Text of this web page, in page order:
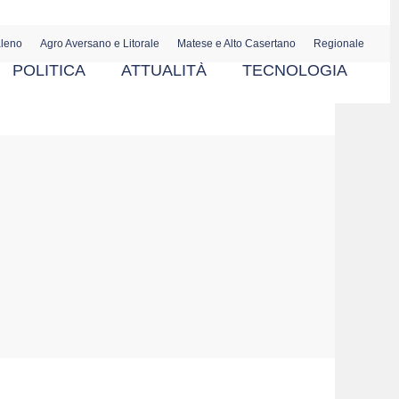
Agro Aversano e Litorale Matese e Alto Casertano Regionale
POLITICA ATTUALITÀ TECNOLOGIA